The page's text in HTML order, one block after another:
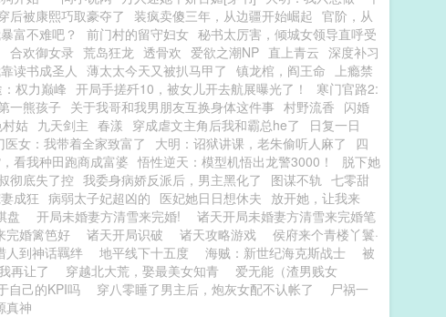
后被康熙巧取豪夺了 装疯卖傻三年，从边疆开始崛起 官阶，从
富不难吧？ 前门村的留守妇女 秘书太厉害，倾城女领导直呼受
合欢御女录 荒岛狂龙 透骨欢 爱欲之潮NP 直上青云 深度补习
读书成圣人 薄太太今天又被扒马甲了 镇龙棺，阎王命
上瘾禁
权力巅峰 开局手搓歼10，被女儿开去航展曝光了！
寒门官路2:
一熊孩子 关于我哥和我男朋友互换身体这件事 村野流香 闪婚
姑 九天剑主 春漾 穿成虐文主角后我和霸总he了
日复一日
医女：我带着全家致富了 大明：诏狱讲课，老朱偷听人麻了
四
看我种田跑商成富婆 悟性逆天：模型机悟出龙警3000！
脱下她
彻底失了控 我委身病娇反派后，男主黑化了 图谋不轨 七零甜
成狂 病弱太子妃超凶的 医妃她日日想休夫 放开她，让我来
盘 开局未婚妻方清雪来完婚!
诸天开局未婚妻方清雪来完婚笔
完婚篱笆好 诸天开局识破 诸天攻略游戏
侯府来个青楼丫鬟·
人到神话羈绊 地平线下十五度 海贼：新世纪海克斯战士
被
再让了 穿越北大荒，娶最美女知青
爱无能（渣男贱女
自己的KPI吗 穿八零睡了男主后，炮灰女配不认帐了
尸祸一
真神